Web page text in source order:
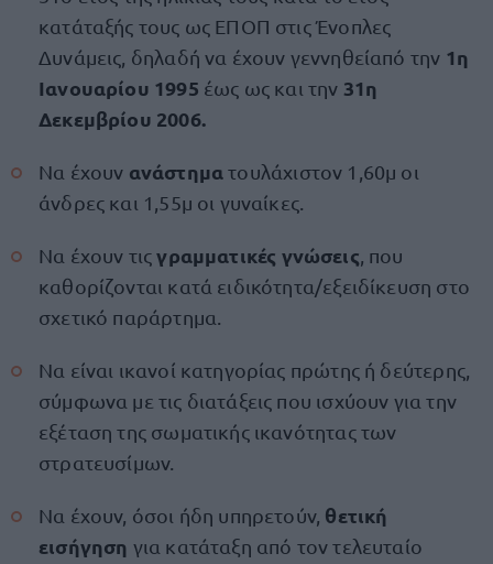
κατάταξής τους ως ΕΠΟΠ στις Ένοπλες
Δυνάμεις, δηλαδή να έχουν γεννηθείαπό την 1η
Ιανουαρίου 1995 έως ως και την 31η
Δεκεμβρίου 2006.
Να έχουν ανάστηματουλάχιστον 1,60μ οι
άνδρες και 1,55μ οι γυναίκες.
Να έχουν τιςγραμματικές γνώσεις , που
καθορίζονται κατά ειδικότητα/εξειδίκευση στο
σχετικό παράρτημα.
Να είναι ικανοί κατηγορίας πρώτης ή δεύτερης,
σύμφωνα με τις διατάξεις που ισχύουν για την
εξέταση της σωματικής ικανότητας των
στρατευσίμων.
Να έχουν, όσοι ήδη υπηρετούν, θετική
εισήγηση για κατάταξη από τον τελευταίο